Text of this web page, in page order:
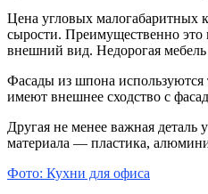
Цена угловых малогабаритных
сырости. Преимущественно
внешний вид. Недорогая
Фасады из шпона
имеют внешнее сходство с
Другая не менее важная
материала — пластика,
Фото: Кухни для офиса